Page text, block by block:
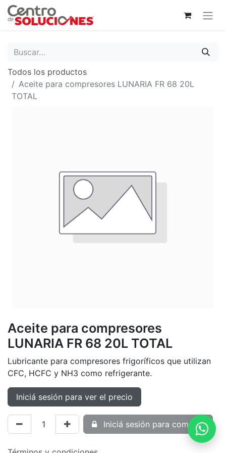
Todos los productos
Aceite para compresores LUNARIA FR 68 20L
TOTAL
Aceite para compresores
LUNARIA FR 68 20L TOTAL
Lubricante para compresores frigoríficos que utilizan
CFC, HCFC y NH3 como refrigerante.
Iniciá sesión para ver el precio
Iniciá sesión para comprar